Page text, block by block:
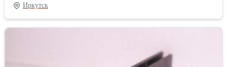
повышенной влажности (до 93±2%) при температуре 40±2°Тип:
Стеклотекстолит Вид армирующего наполнителя: Слоистый
Иркутск